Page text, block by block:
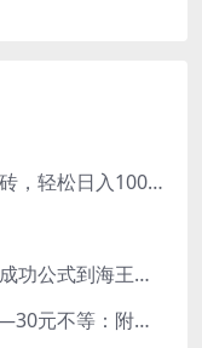
最新快手磁力万和掘金，自动搬砖，轻松日入100-200，操作简单
亚马逊卖家利润飙升课：从品类成功公式到海王打法，让每个SKU都成爆款一路飙升(更新26年3月
帮别人安装“纸飞机“，一单赚10—30元不等：附：免费节点